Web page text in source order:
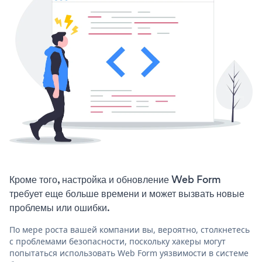
Кроме того, настройка и обновление Web Form
требует еще больше времени и может вызвать новые
проблемы или ошибки.
По мере роста вашей компании вы, вероятно, столкнетесь
с проблемами безопасности, поскольку хакеры могут
попытаться использовать Web Form уязвимости в системе